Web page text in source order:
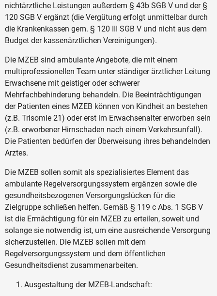
nichtärztliche Leistungen außerdem § 43b SGB V und der §
120 SGB V ergänzt (die Vergütung erfolgt unmittelbar durch
die Krankenkassen gem. § 120 III SGB V und nicht aus dem
Budget der kassenärztlichen Vereinigungen).
Die MZEB sind ambulante Angebote, die mit einem
multiprofessionellen Team unter ständiger ärztlicher Leitung
Erwachsene mit geistiger oder schwerer
Mehrfachbehinderung behandeln. Die Beeinträchtigungen
der Patienten eines MZEB können von Kindheit an bestehen
(z.B. Trisomie 21) oder erst im Erwachsenalter erworben sein
(z.B. erworbener Hirnschaden nach einem Verkehrsunfall).
Die Patienten bedürfen der Überweisung ihres behandelnden
Arztes.
Die MZEB sollen somit als spezialisiertes Element das
ambulante Regelversorgungssystem ergänzen sowie die
gesundheitsbezogenen Versorgungslücken für die
Zielgruppe schließen helfen. Gemäß § 119 c Abs. 1 SGB V
ist die Ermächtigung für ein MZEB zu erteilen, soweit und
solange sie notwendig ist, um eine ausreichende Versorgung
sicherzustellen. Die MZEB sollen mit dem
Regelversorgungssystem und dem öffentlichen
Gesundheitsdienst zusammenarbeiten.
Ausgestaltung der MZEB-Landschaft: